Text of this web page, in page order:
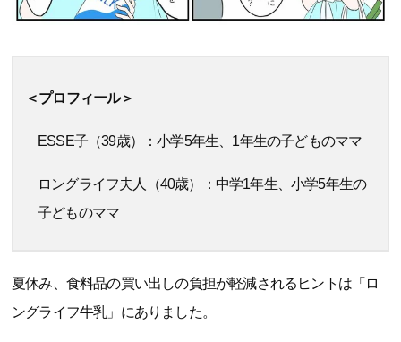
＜プロフィール＞
ESSE子（39歳）：小学5年生、1年生の子どものママ
ロングライフ夫人（40歳）：中学1年生、小学5年生の
子どものママ
夏休み、食料品の買い出しの負担が軽減されるヒントは「ロ
ングライフ牛乳」にありました。